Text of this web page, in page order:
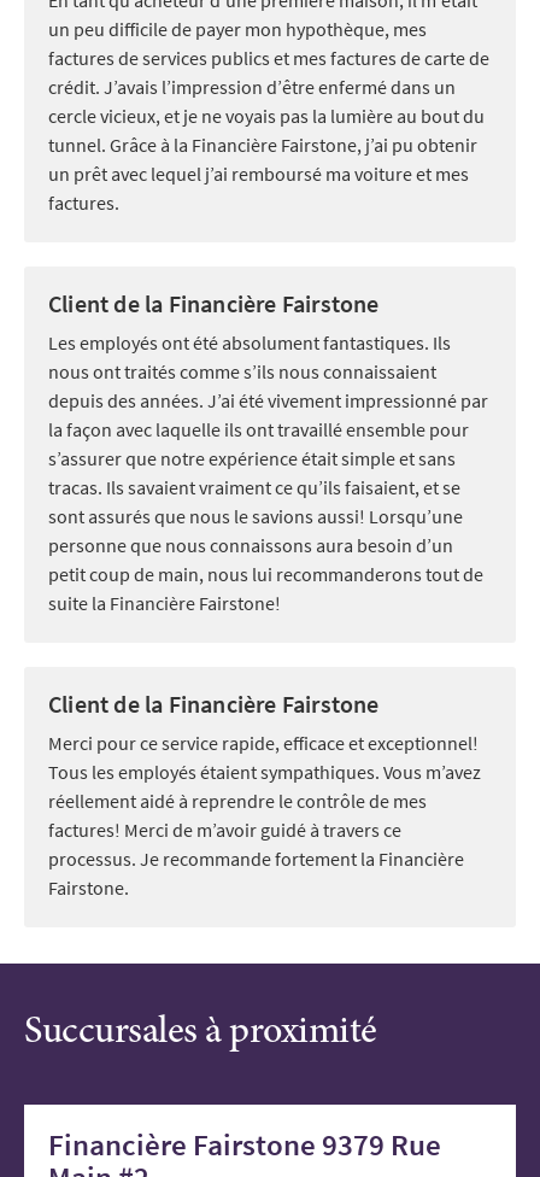
un peu difficile de payer mon hypothèque, mes
factures de services publics et mes factures de carte de
crédit. J’avais l’impression d’être enfermé dans un
cercle vicieux, et je ne voyais pas la lumière au bout du
tunnel. Grâce à la Financière Fairstone, j’ai pu obtenir
un prêt avec lequel j’ai remboursé ma voiture et mes
factures.
Client de la Financière Fairstone
Les employés ont été absolument fantastiques. Ils
nous ont traités comme s’ils nous connaissaient
depuis des années. J’ai été vivement impressionné par
la façon avec laquelle ils ont travaillé ensemble pour
s’assurer que notre expérience était simple et sans
tracas. Ils savaient vraiment ce qu’ils faisaient, et se
sont assurés que nous le savions aussi! Lorsqu’une
personne que nous connaissons aura besoin d’un
petit coup de main, nous lui recommanderons tout de
suite la Financière Fairstone!
Client de la Financière Fairstone
Merci pour ce service rapide, efficace et exceptionnel!
Tous les employés étaient sympathiques. Vous m’avez
réellement aidé à reprendre le contrôle de mes
factures! Merci de m’avoir guidé à travers ce
processus. Je recommande fortement la Financière
Fairstone.
Succursales à proximité
Financière Fairstone 9379 Rue